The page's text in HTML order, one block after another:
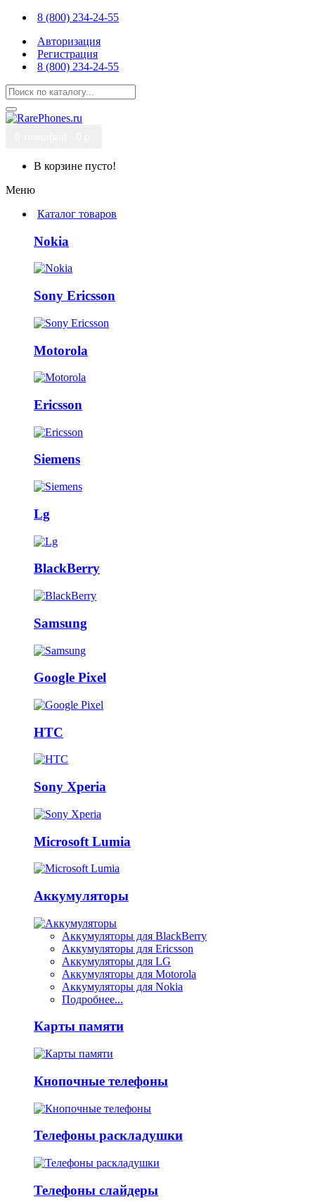
8 (800) 234-24-55
Авторизация
Регистрация
8 (800) 234-24-55
В корзине пусто!
Меню
Каталог товаров
Nokia
Sony Ericsson
Motorola
Ericsson
Siemens
Lg
BlackBerry
Samsung
Google Pixel
HTC
Sony Xperia
Microsoft Lumia
Аккумуляторы
Аккумуляторы для BlackBerry
Аккумуляторы для Ericsson
Аккумуляторы для LG
Аккумуляторы для Motorola
Аккумуляторы для Nokia
Подробнее...
Карты памяти
Кнопочные телефоны
Телефоны раскладушки
Телефоны слайдеры